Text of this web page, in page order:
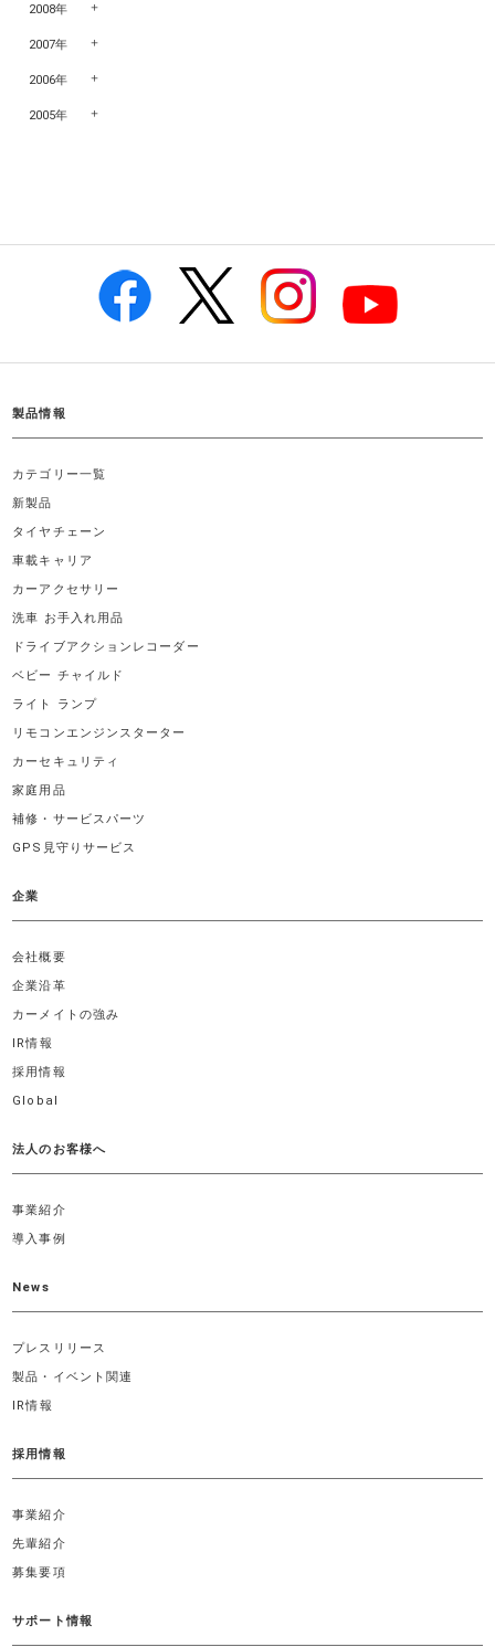
2008年
2007年
2006年
2005年
製品情報
カテゴリー一覧
新製品
タイヤチェーン
車載キャリア
カーアクセサリー
洗車 お手入れ用品
ドライブアクションレコーダー
ベビー チャイルド
ライト ランプ
リモコンエンジンスターター
カーセキュリティ
家庭用品
補修・サービスパーツ
GPS見守りサービス
企業
会社概要
企業沿革
カーメイトの強み
IR情報
採用情報
Global
法人のお客様へ
事業紹介
導入事例
News
プレスリリース
製品・イベント関連
IR情報
採用情報
事業紹介
先輩紹介
募集要項
サポート情報